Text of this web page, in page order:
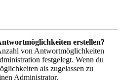
erstellen?
von Antwortmöglichkeiten
festgelegt. Wenn du
als zugelassen zu
Administrator.